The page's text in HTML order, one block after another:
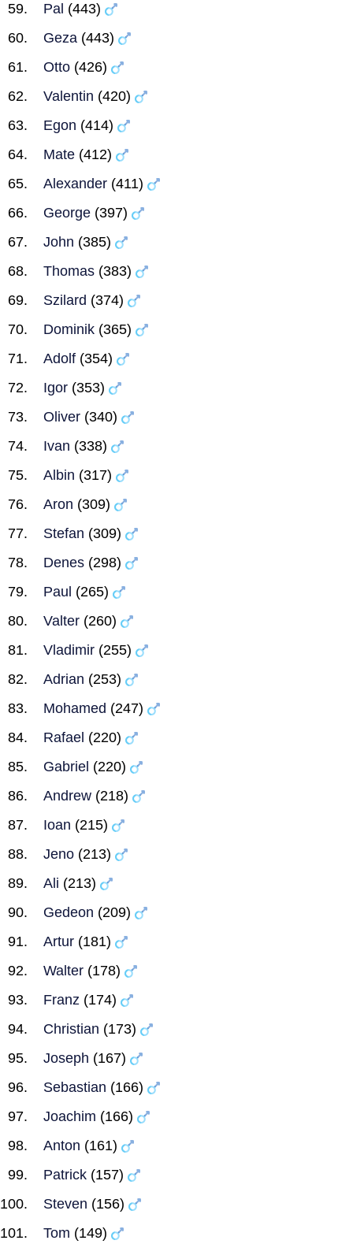
Pal (443)
Geza (443)
Otto (426)
Valentin (420)
Egon (414)
Mate (412)
Alexander (411)
George (397)
John (385)
Thomas (383)
Szilard (374)
Dominik (365)
Adolf (354)
Igor (353)
Oliver (340)
Ivan (338)
Albin (317)
Aron (309)
Stefan (309)
Denes (298)
Paul (265)
Valter (260)
Vladimir (255)
Adrian (253)
Mohamed (247)
Rafael (220)
Gabriel (220)
Andrew (218)
Ioan (215)
Jeno (213)
Ali (213)
Gedeon (209)
Artur (181)
Walter (178)
Franz (174)
Christian (173)
Joseph (167)
Sebastian (166)
Joachim (166)
Anton (161)
Patrick (157)
Steven (156)
Tom (149)